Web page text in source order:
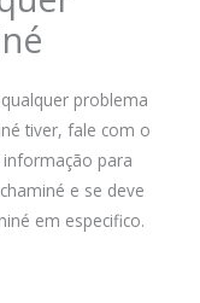
problema
tiver, fale com o
para
e se deve
em especifico.